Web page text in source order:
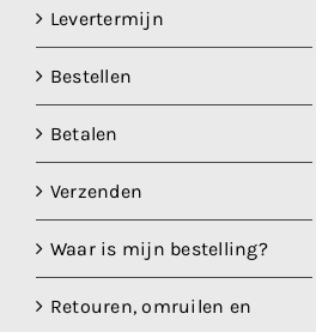
Levertermijn
Bestellen
Betalen
Verzenden
Waar is mijn bestelling?
Retouren, omruilen en